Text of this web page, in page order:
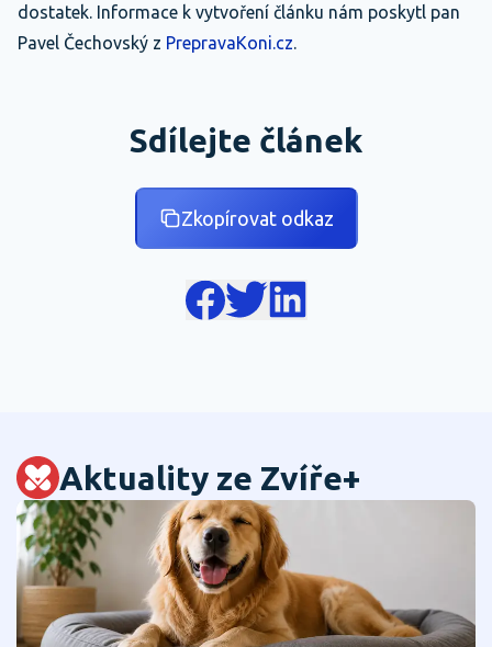
dostatek. Informace k vytvoření článku nám poskytl pan
Pavel Čechovský z PrepravaKoni.cz.
Sdílejte článek
Zkopírovat odkaz
Aktuality ze Zvíře+